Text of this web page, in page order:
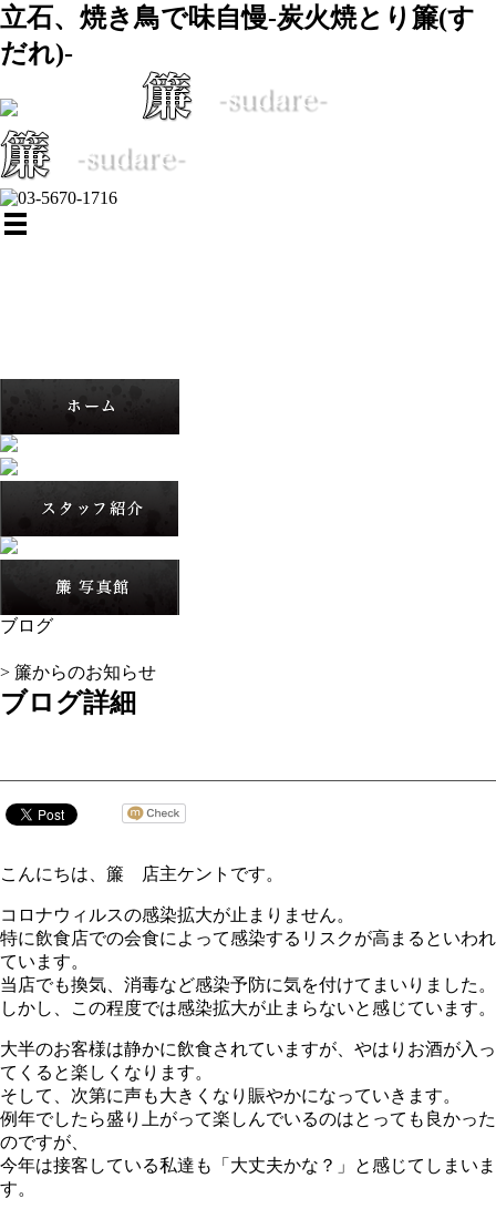
立石、焼き鳥で味自慢-炭火焼とり簾(す
だれ)-
ブログ
> 簾からのお知らせ
ブログ詳細
こんにちは、簾 店主ケントです。
コロナウィルスの感染拡大が止まりません。
特に飲食店での会食によって感染するリスクが高まるといわれ
ています。
当店でも換気、消毒など感染予防に気を付けてまいりました。
しかし、この程度では感染拡大が止まらないと感じています。
大半のお客様は静かに飲食されていますが、やはりお酒が入っ
てくると楽しくなります。
そして、次第に声も大きくなり賑やかになっていきます。
例年でしたら盛り上がって楽しんでいるのはとっても良かった
のですが、
今年は接客している私達も「大丈夫かな？」と感じてしまいま
す。